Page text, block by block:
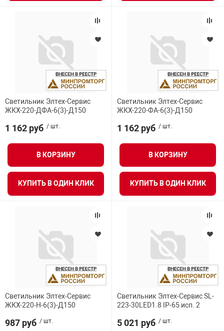
Светильник Элтех-Сервис
ЖКХ-220-ДФА-6(3)-Д150
1 162 руб / шт.
В КОРЗИНУ
КУПИТЬ В ОДИН КЛИК
Светильник Элтех-Сервис
ЖКХ-220-ФА-6(3)-Д150
1 162 руб / шт.
В КОРЗИНУ
КУПИТЬ В ОДИН КЛИК
Светильник Элтех-Сервис
ЖКХ-220-Н-6(3)-Д150
987 руб / шт.
Светильник Элтех-Сервис SL-
223-30LED1.8 IP-65 исп. 2
5 021 руб / шт.